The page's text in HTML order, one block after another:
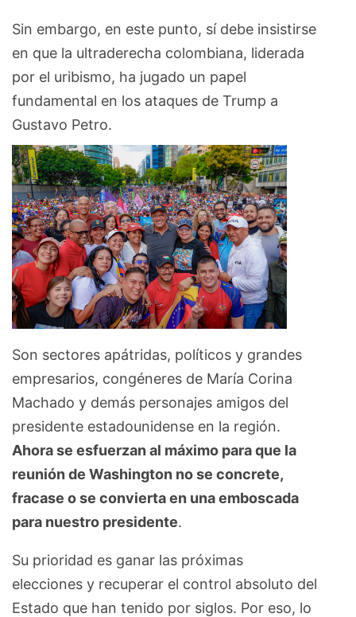
Sin embargo, en este punto, sí debe insistirse
en que la ultraderecha colombiana, liderada
por el uribismo, ha jugado un papel
fundamental en los ataques de Trump a
Gustavo Petro.
Son sectores apátridas, políticos y grandes
empresarios, congéneres de María Corina
Machado y demás personajes amigos del
presidente estadounidense en la región.
Ahora se esfuerzan al máximo para que la
reunión de Washington no se concrete,
fracase o se convierta en una emboscada
para nuestro presidente.
Su prioridad es ganar las próximas
elecciones y recuperar el control absoluto del
Estado que han tenido por siglos. Por eso, lo